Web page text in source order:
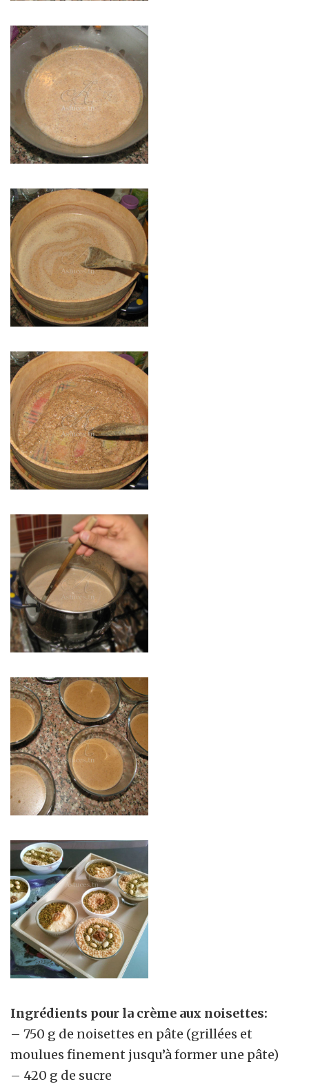
Ingrédients pour la crème aux noisettes:
– 750 g de noisettes en pâte (grillées et
moulues finement jusqu’à former une pâte)
– 420 g de sucre